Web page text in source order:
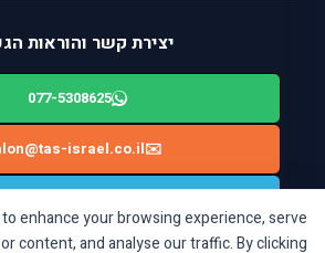
enhance your browsing experience, serve
content, and analyse our traffic. By clicking
יצירת קשר והוראות
077-5308625
✉️
israel.co.il